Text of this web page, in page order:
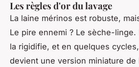
Les règles d'or du lavage
La laine mérinos est robuste,
Le pire ennemi ? Le sèche-
la rigidifie, et en quelques
devient une version miniature de